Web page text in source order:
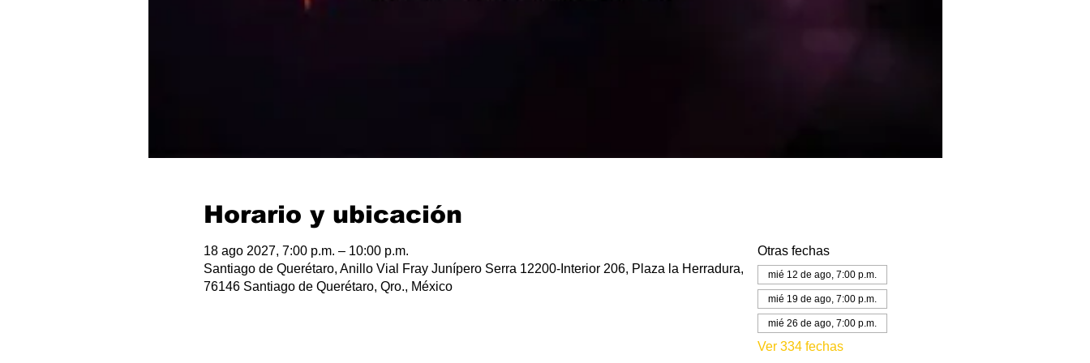
Horario y ubicación
18 ago 2027, 7:00 p.m. – 10:00 p.m.
Santiago de Querétaro, Anillo Vial Fray Junípero Serra 12200-Interior 206, Plaza la Herradura,
76146 Santiago de Querétaro, Qro., México
Otras fechas
mié 12 de ago, 7:00 p.m.
mié 19 de ago, 7:00 p.m.
mié 26 de ago, 7:00 p.m.
Ver 334 fechas